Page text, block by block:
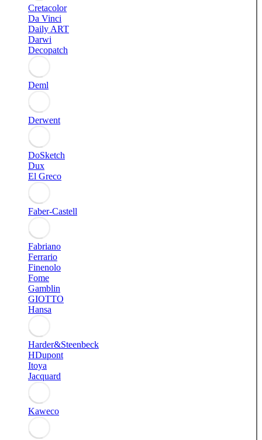
Cretacolor
Da Vinci
Daily ART
Darwi
Decopatch
Deml
Derwent
DoSketch
Dux
El Greco
Faber-Castell
Fabriano
Ferrario
Finenolo
Fome
Gamblin
GIOTTO
Hansa
Harder&Steenbeck
HDupont
Itoya
Jacquard
Kaweco